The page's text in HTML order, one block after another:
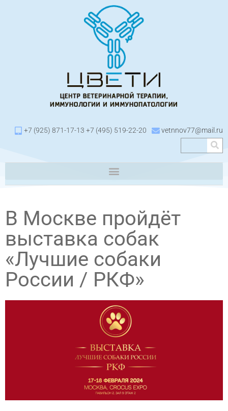
+7 (925) 871-17-13 +7 (495) 519-22-20 vetnnov77@mail.ru
В Москве пройдёт
выставка собак
«Лучшие собаки
России / РКФ»